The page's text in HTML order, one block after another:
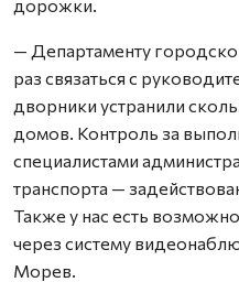
дорожки.
— Департаменту
раз связаться с
дворники устранили
домов. Контроль за
специалистами
транспорта —
Также у нас есть
через систему
Морев.